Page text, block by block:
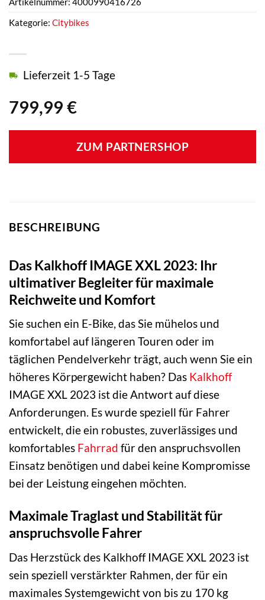
799,99 €
Lieferzeit 1-5 Tage
ZUM PARTNERSHOP
Kategorie: Citybikes
BESCHREIBUNG
Das Kalkhoff IMAGE XXL 2023: Ihr
ultimativer Begleiter für maximale
Reichweite und Komfort
Sie suchen ein E-Bike, das Sie mühelos und
komfortabel auf längeren Touren oder im
täglichen Pendelverkehr trägt, auch wenn Sie ein
höheres Körpergewicht haben? Das Kalkhoff
IMAGE XXL 2023 ist die Antwort auf diese
Anforderungen. Es wurde speziell für Fahrer
entwickelt, die ein robustes, zuverlässiges und
komfortables Fahrrad für den anspruchsvollen
Einsatz benötigen und dabei keine Kompromisse
bei der Leistung eingehen möchten.
Maximale Traglast und Stabilität für
anspruchsvolle Fahrer
Das Herzstück des Kalkhoff IMAGE XXL 2023 ist
sein speziell verstärkter Rahmen, der für ein
maximales Systemgewicht von bis zu 170 kg